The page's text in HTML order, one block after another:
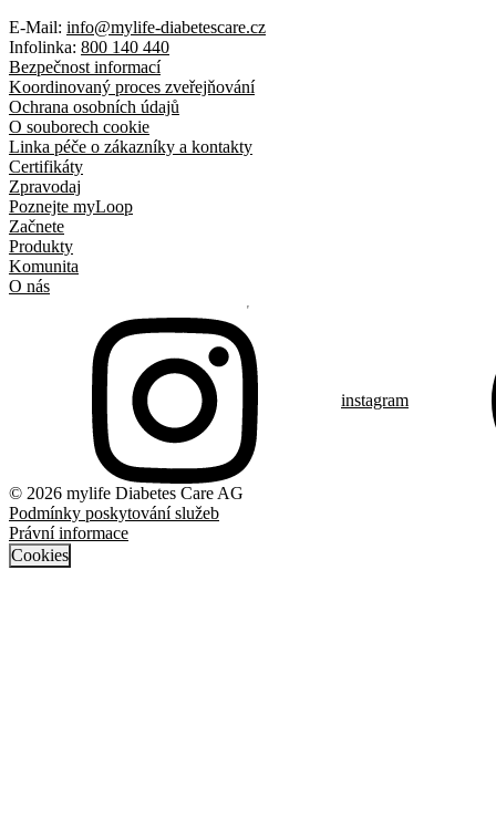
E-Mail: info@mylife-diabetescare.cz
Infolinka: 800 140 440
Bezpečnost informací
Koordinovaný proces zveřejňování
Ochrana osobních údajů
O souborech cookie
Linka péče o zákazníky a kontakty
Certifikáty
Zpravodaj
Poznejte myLoop
Začnete
Produkty
Komunita
O nás
instagram
© 2026 mylife Diabetes Care AG
Podmínky poskytování služeb
Právní informace
Cookies